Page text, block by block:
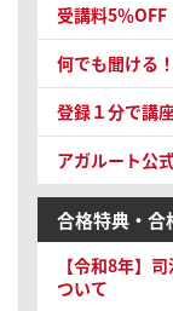
受講料5％
何でも聞ける
登録１分で講
アガルート公
合格特典・合
【令和8年】
ついて